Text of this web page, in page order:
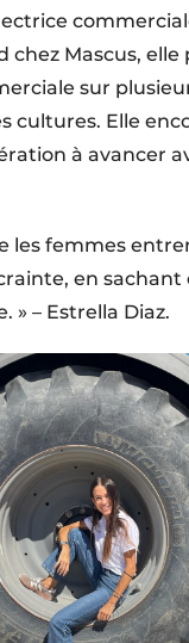
chez Mascus, elle
sur
cultures. Elle
à avancer
les femmes
en sachant
» – Estrella Diaz.